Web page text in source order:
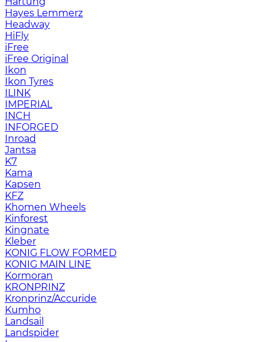
Hayes Lemmerz
Headway
HiFly
iFree
iFree Original
Ikon
Ikon Tyres
ILINK
IMPERIAL
INCH
INFORGED
Inroad
Jantsa
K7
Kama
Kapsen
KFZ
Khomen Wheels
Kinforest
Kingnate
Kleber
KONIG FLOW FORMED
KONIG MAIN LINE
Kormoran
KRONPRINZ
Kronprinz/Accuride
Kumho
Landsail
Landspider